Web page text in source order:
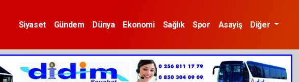
Siyaset Gündem Dünya Ekonomi Sağlık Spor Asayiş Diğer